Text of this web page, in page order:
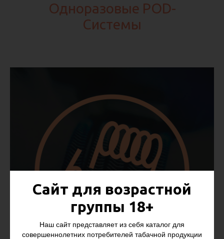
Сайт для возрастной
группы 18+
Наш сайт представляет из себя каталог для
совершеннолетних потребителей табачной продукции
Одноразовые POD-
Системы